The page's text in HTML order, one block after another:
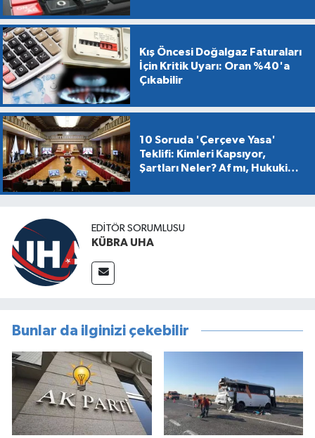
Kış Öncesi Doğalgaz Faturaları
İçin Kritik Uyarı: Oran %40'a
Çıkabilir
10 Soruda 'Çerçeve Yasa'
Teklifi: Kimleri Kapsıyor,
Şartları Neler? Af mı, Hukuki
EDİTÖR SORUMLUSU
KÜBRA UHA
Bunlar da ilginizi çekebilir